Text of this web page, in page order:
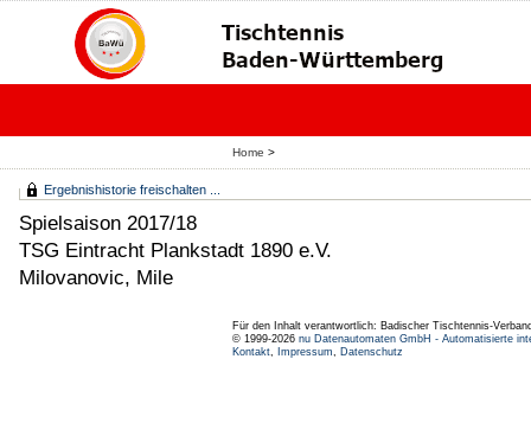
Home >
Ergebnishistorie freischalten ...
Spielsaison 2017/18
TSG Eintracht Plankstadt 1890 e.V.
Milovanovic, Mile
Für den Inhalt verantwortlich: Badischer Tischtennis-
© 1999-2026 nu Datenautomaten GmbH - Automatisierte
Kontakt, Impressum, Datenschutz